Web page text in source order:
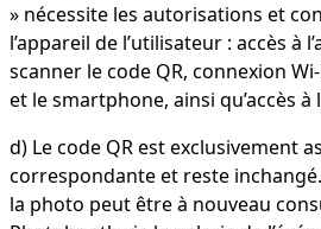
» nécessite les autorisations et
l’appareil de l’utilisateur : accès à
scanner le code QR, connexion
et le smartphone, ainsi qu’accès à
d) Le code QR est exclusivement
correspondante et reste inchangé.
la photo peut être à nouveau